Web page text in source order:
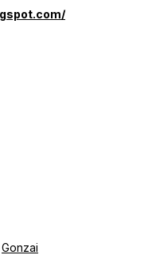
Gonzai